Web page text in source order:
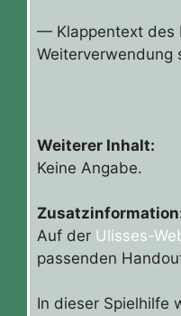
— Klappentext des
Weiterverwendung
Weiterer Inhalt:
Keine Angabe.
Auf der Ulisses-
passenden
In dieser Spielhilfe